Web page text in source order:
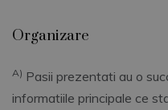
Organizare
A) Pasii prezentati au o
informatiile principale ce